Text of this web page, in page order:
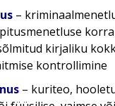
–
kirjaliku
kontrollimine
– kuriteo,